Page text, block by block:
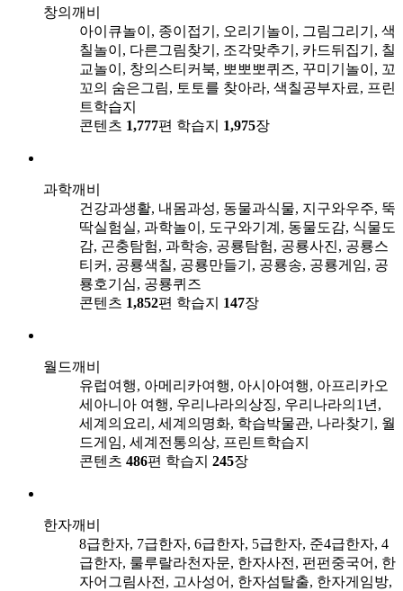
창의깨비
아이큐놀이, 종이접기, 오리기놀이, 그림그리기, 색
칠놀이, 다른그림찾기, 조각맞추기, 카드뒤집기, 칠
교놀이, 창의스티커북, 뽀뽀뽀퀴즈, 꾸미기놀이, 꼬
꼬의 숨은그림, 토토를 찾아라, 색칠공부자료, 프린
트학습지
콘텐츠 1,777편 학습지 1,975장
과학깨비
건강과생활, 내몸과성, 동물과식물, 지구와우주, 뚝
딱실험실, 과학놀이, 도구와기계, 동물도감, 식물도
감, 곤충탐험, 과학송, 공룡탐험, 공룡사진, 공룡스
티커, 공룡색칠, 공룡만들기, 공룡송, 공룡게임, 공
룡호기심, 공룡퀴즈
콘텐츠 1,852편 학습지 147장
월드깨비
유럽여행, 아메리카여행, 아시아여행, 아프리카오
세아니아 여행, 우리나라의상징, 우리나라의1년,
세계의요리, 세계의명화, 학습박물관, 나라찾기, 월
드게임, 세계전통의상, 프린트학습지
콘텐츠 486편 학습지 245장
한자깨비
8급한자, 7급한자, 6급한자, 5급한자, 준4급한자, 4
급한자, 룰루랄라천자문, 한자사전, 펀펀중국어, 한
자어그림사전, 고사성어, 한자섬탈출, 한자게임방,